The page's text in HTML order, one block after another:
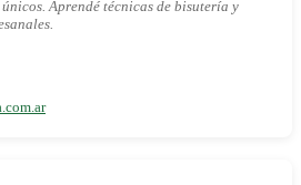
Aprendé técnicas de bisutería y